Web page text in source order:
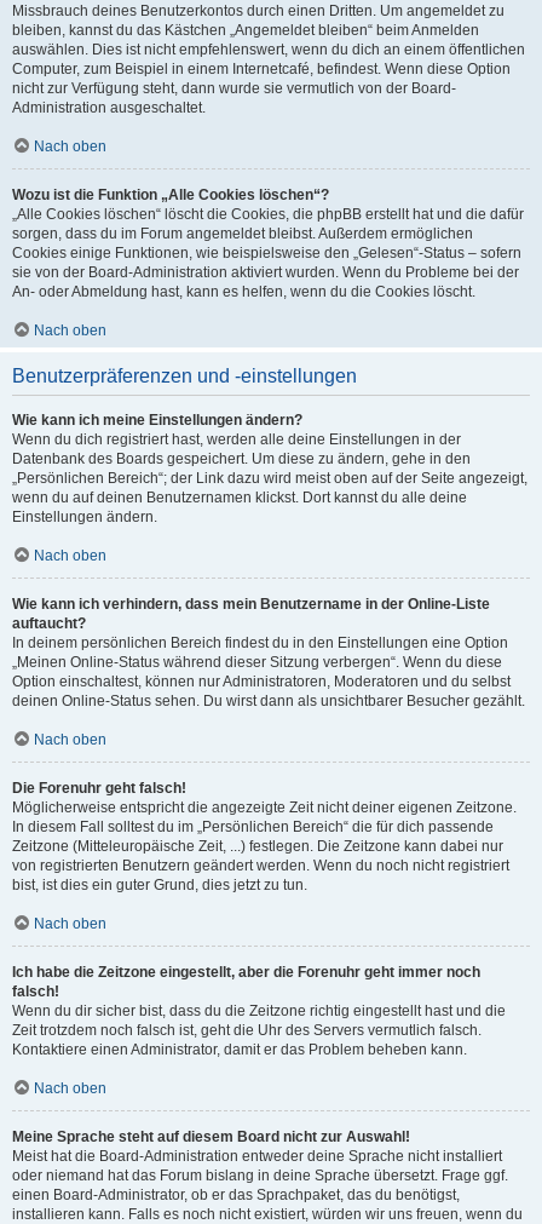
Missbrauch deines Benutzerkontos durch einen Dritten. Um angemeldet zu
bleiben, kannst du das Kästchen „Angemeldet bleiben“ beim Anmelden
auswählen. Dies ist nicht empfehlenswert, wenn du dich an einem öffentlichen
Computer, zum Beispiel in einem Internetcafé, befindest. Wenn diese Option
nicht zur Verfügung steht, dann wurde sie vermutlich von der Board-
Administration ausgeschaltet.
Nach oben
Wozu ist die Funktion „Alle Cookies löschen“?
„Alle Cookies löschen“ löscht die Cookies, die phpBB erstellt hat und die dafür
sorgen, dass du im Forum angemeldet bleibst. Außerdem ermöglichen
Cookies einige Funktionen, wie beispielsweise den „Gelesen“-Status – sofern
sie von der Board-Administration aktiviert wurden. Wenn du Probleme bei der
An- oder Abmeldung hast, kann es helfen, wenn du die Cookies löscht.
Nach oben
Benutzerpräferenzen und -einstellungen
Wie kann ich meine Einstellungen ändern?
Wenn du dich registriert hast, werden alle deine Einstellungen in der
Datenbank des Boards gespeichert. Um diese zu ändern, gehe in den
„Persönlichen Bereich“; der Link dazu wird meist oben auf der Seite angezeigt,
wenn du auf deinen Benutzernamen klickst. Dort kannst du alle deine
Einstellungen ändern.
Nach oben
Wie kann ich verhindern, dass mein Benutzername in der Online-Liste
auftaucht?
In deinem persönlichen Bereich findest du in den Einstellungen eine Option
„Meinen Online-Status während dieser Sitzung verbergen“. Wenn du diese
Option einschaltest, können nur Administratoren, Moderatoren und du selbst
deinen Online-Status sehen. Du wirst dann als unsichtbarer Besucher gezählt.
Nach oben
Die Forenuhr geht falsch!
Möglicherweise entspricht die angezeigte Zeit nicht deiner eigenen Zeitzone.
In diesem Fall solltest du im „Persönlichen Bereich“ die für dich passende
Zeitzone (Mitteleuropäische Zeit, ...) festlegen. Die Zeitzone kann dabei nur
von registrierten Benutzern geändert werden. Wenn du noch nicht registriert
bist, ist dies ein guter Grund, dies jetzt zu tun.
Nach oben
Ich habe die Zeitzone eingestellt, aber die Forenuhr geht immer noch
falsch!
Wenn du dir sicher bist, dass du die Zeitzone richtig eingestellt hast und die
Zeit trotzdem noch falsch ist, geht die Uhr des Servers vermutlich falsch.
Kontaktiere einen Administrator, damit er das Problem beheben kann.
Nach oben
Meine Sprache steht auf diesem Board nicht zur Auswahl!
Meist hat die Board-Administration entweder deine Sprache nicht installiert
oder niemand hat das Forum bislang in deine Sprache übersetzt. Frage ggf.
einen Board-Administrator, ob er das Sprachpaket, das du benötigst,
installieren kann. Falls es noch nicht existiert, würden wir uns freuen, wenn du